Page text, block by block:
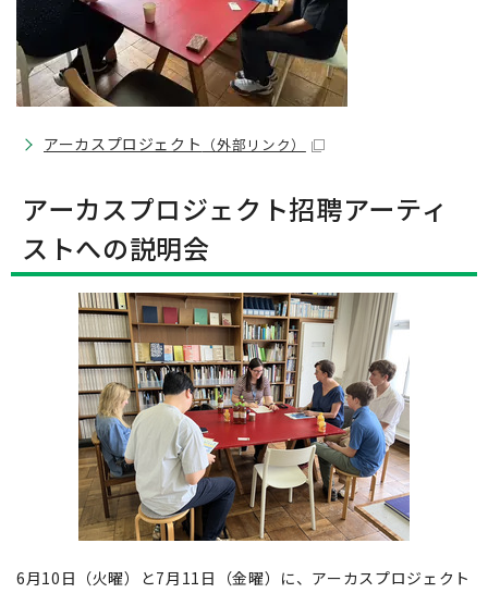
アーカスプロジェクト （外部リンク）
アーカスプロジェクト招聘アーティ
ストへの説明会
6月10日（火曜）と7月11日（金曜）に、アーカスプロジェクト